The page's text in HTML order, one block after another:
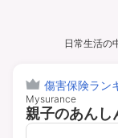
日常生活の
傷害保険ラン
Mysurance
親子のあんし